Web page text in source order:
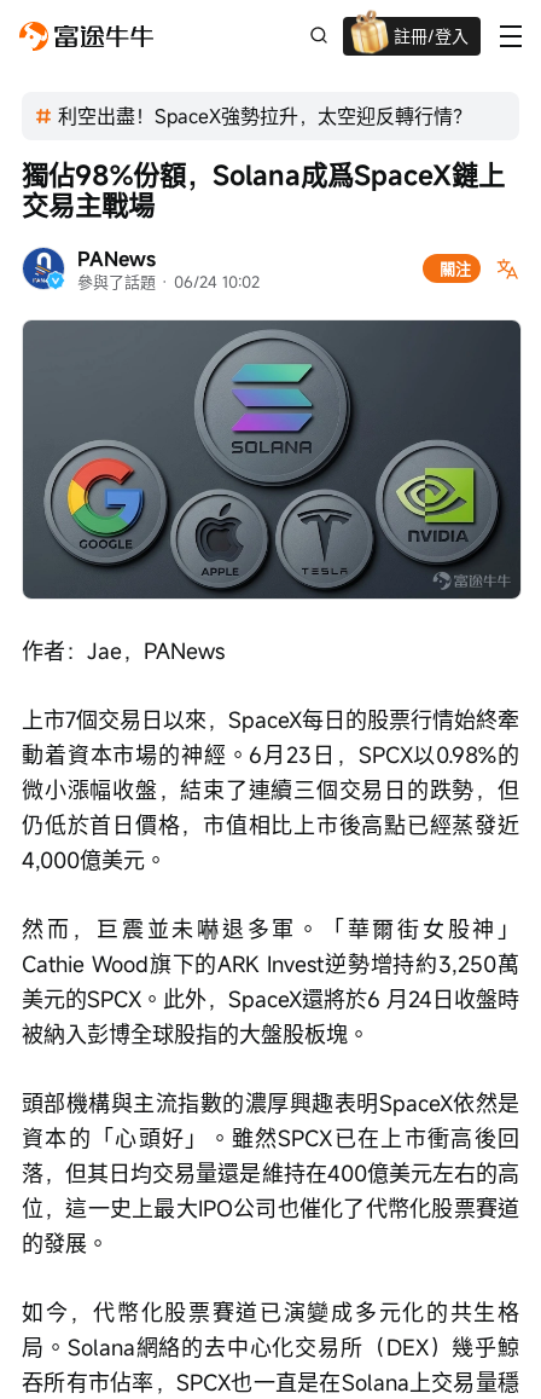
註冊/登入
迎新驚喜賞 股票/BTC等任你揀!
利空出盡！SpaceX強勢拉升，太空迎反轉行情？
PANews
參與了話題 · 06/24 10:02
關注
獨佔98%份額，Solana成爲SpaceX鏈上
交易主戰場
作者：Jae，PANews
上市7個交易日以來，SpaceX每日的股票行情始終牽
動着資本市場的神經。6月23日，SPCX以0.98%的
微小漲幅收盤，結束了連續三個交易日的跌勢，但
仍低於首日價格，市值相比上市後高點已經蒸發近
4,000億美元。
然而，巨震並未嚇退多軍。「華爾街女股神」
Cathie Wood旗下的ARK Invest逆勢增持約3,250萬
美元的SPCX。此外，SpaceX還將於6 月24日收盤時
被納入彭博全球股指的大盤股板塊。
頭部機構與主流指數的濃厚興趣表明SpaceX依然是
資本的「心頭好」。雖然SPCX已在上市衝高後回
落，但其日均交易量還是維持在400億美元左右的高
位，這一史上最大IPO公司也催化了代幣化股票賽道
的發展。
如今，代幣化股票賽道已演變成多元化的共生格
局。Solana網絡的去中心化交易所（DEX）幾乎鯨
吞所有市佔率，SPCX也一直是在Solana上交易量穩